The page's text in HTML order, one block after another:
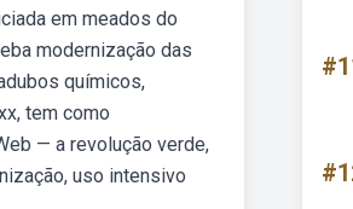
em meados do
modernização das
químicos,
tem como
— a revolução verde,
uso intensivo